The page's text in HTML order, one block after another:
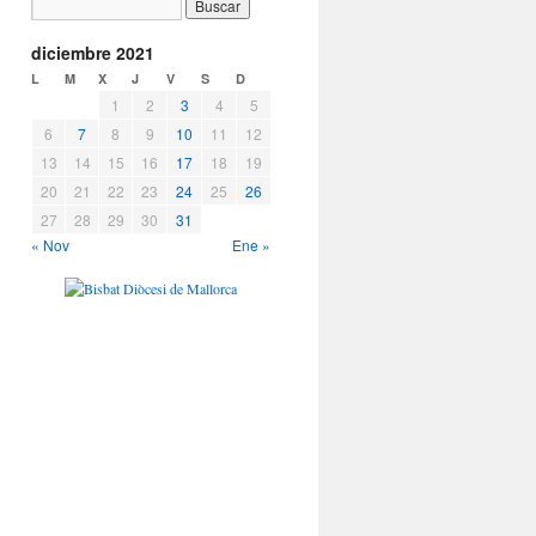
diciembre 2021
L M X J V S D
1 2 3 4
5
6
7 8 9 10 11
12
13
14 15 16 17 18
19
20
21 22 23 24 25
26
27
28 29 30
31
« Nov
Ene »